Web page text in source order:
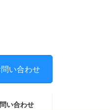
い合わせ
い合わせ